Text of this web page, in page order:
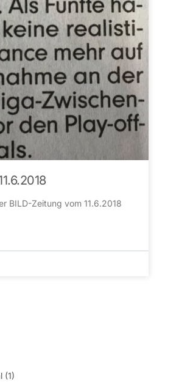
BILD-Zeitung vom 11.6.2018
(1)